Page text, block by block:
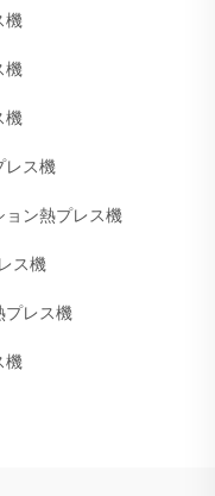
機
機
機
レス機
ン熱プレス機
ス機
プレス機
機